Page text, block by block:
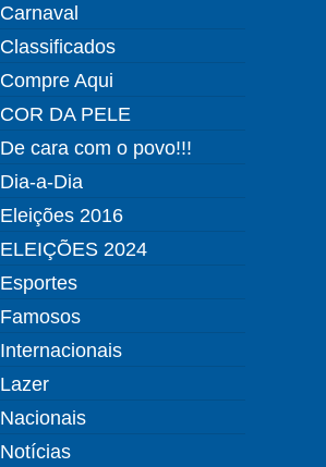
Carnaval
Classificados
Compre Aqui
COR DA PELE
De cara com o povo!!!
Dia-a-Dia
Eleições 2016
ELEIÇÕES 2024
Esportes
Famosos
Internacionais
Lazer
Nacionais
Notícias